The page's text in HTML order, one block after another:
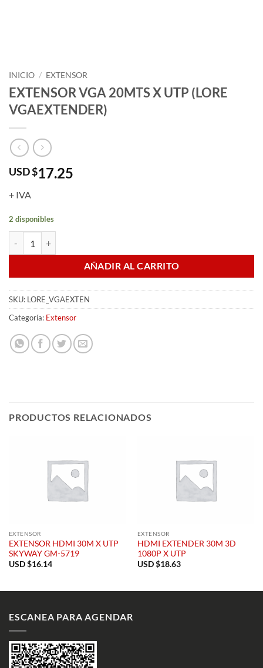
INICIO / EXTENSOR
EXTENSOR VGA 20MTS X UTP (LORE
VGAEXTENDER)
USD $17.25
+ IVA
2 disponibles
AÑADIR AL CARRITO
SKU: LORE_VGAEXTEN
Categoría: Extensor
PRODUCTOS RELACIONADOS
EXTENSOR
EXTENSOR HDMI 30M X UTP
SKYWAY GM-5719
USD $16.14
EXTENSOR
HDMI EXTENDER 30M 3D
1080P X UTP
USD $18.63
ESCANEA PARA AGENDAR